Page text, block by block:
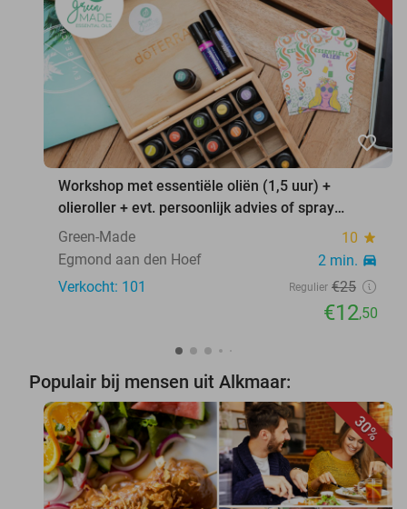
favorite_border
Workshop met essentiële oliën (1,5 uur) +
olieroller + evt. persoonlijk advies of spray
maken
Green-Made 10 star
Egmond aan den Hoef 2 min. directions_car
Verkocht: 101 Regulier €25
€12,50
Populair bij mensen uit Alkmaar:
30%